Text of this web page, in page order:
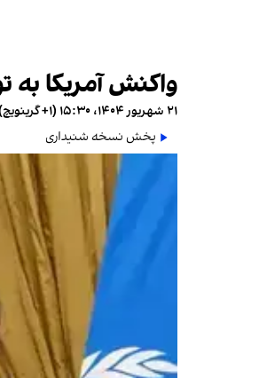
واکنش آمریکا به
۲۱ شهریور ۱۴۰۴، ۱۵:۳۰ (‎+۱ گرینویچ)
پخش نسخه شنیداری